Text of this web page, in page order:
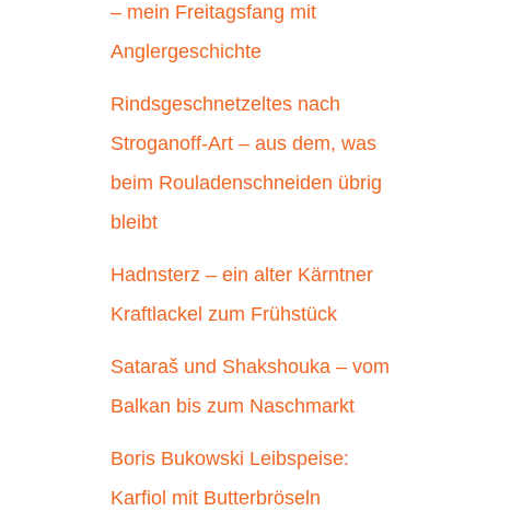
– mein Freitagsfang mit
Anglergeschichte
Rindsgeschnetzeltes nach
Stroganoff-Art – aus dem, was
beim Rouladenschneiden übrig
bleibt
Hadnsterz – ein alter Kärntner
Kraftlackel zum Frühstück
Sataraš und Shakshouka – vom
Balkan bis zum Naschmarkt
Boris Bukowski Leibspeise:
Karfiol mit Butterbröseln